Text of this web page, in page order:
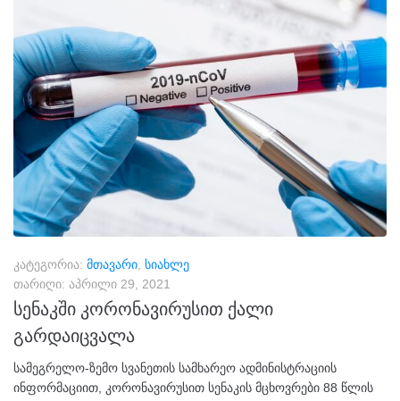
კატეგორია: მთავარი სიახლე
თარიღი: აპრილი 29, 2021
სენაკში კორონავირუსით ქალი
გარდაიცვალა
სამეგრელო-ზემო სვანეთის სამხარეო ადმინისტრაციის
ინფორმაციით, კორონავირუსით სენაკის მცხოვრები 88 წლის